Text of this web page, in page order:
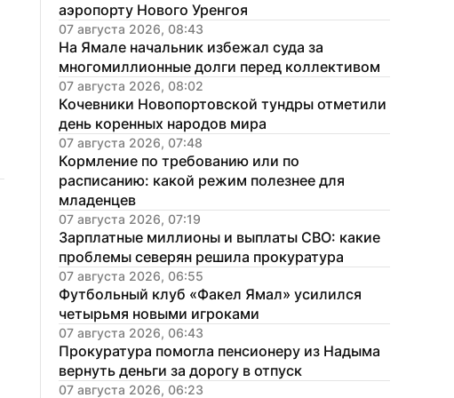
аэропорту Нового Уренгоя
07 августа 2026, 08:43
На Ямале начальник избежал суда за
многомиллионные долги перед коллективом
07 августа 2026, 08:02
Кочевники Новопортовской тундры отметили
день коренных народов мира
07 августа 2026, 07:48
Кормление по требованию или по
расписанию: какой режим полезнее для
младенцев
07 августа 2026, 07:19
Зарплатные миллионы и выплаты СВО: какие
проблемы северян решила прокуратура
07 августа 2026, 06:55
Футбольный клуб «Факел Ямал» усилился
четырьмя новыми игроками
07 августа 2026, 06:43
Прокуратура помогла пенсионеру из Надыма
вернуть деньги за дорогу в отпуск
07 августа 2026, 06:23